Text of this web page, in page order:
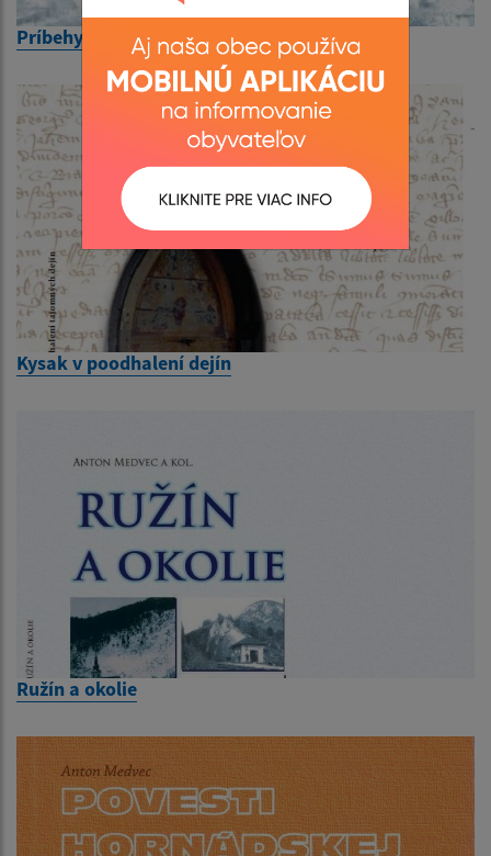
Príbehy spod hradu
Kysak v poodhalení dejín
Ružín a okolie